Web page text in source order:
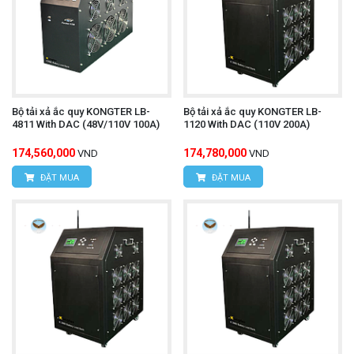
Bộ tải xả ắc quy KONGTER LB-
4811 With DAC (48V/110V 100A)
174,560,000 VND
ĐẶT MUA
Bộ tải xả ắc quy KONGTER LB-
1120 With DAC (110V 200A)
174,780,000 VND
ĐẶT MUA